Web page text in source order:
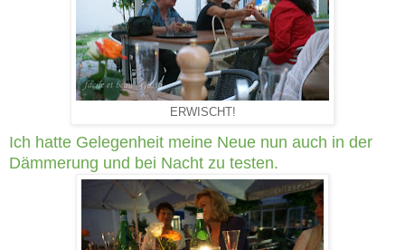
ERWISCHT!
Ich hatte Gelegenheit meine Neue nun auch in der
Dämmerung und bei Nacht zu testen.